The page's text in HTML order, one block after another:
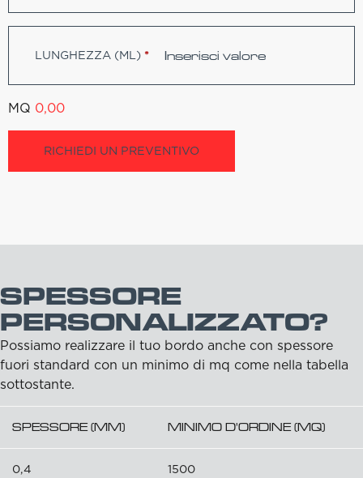
LUNGHEZZA (ML) *
MQ 0,00
RICHIEDI UN PREVENTIVO
SPESSORE
PERSONALIZZATO?
Possiamo realizzare il tuo bordo anche con spessore
fuori standard con un minimo di mq come nella tabella
sottostante.
SPESSORE (MM) MINIMO D'ORDINE (MQ)
0,4 1500